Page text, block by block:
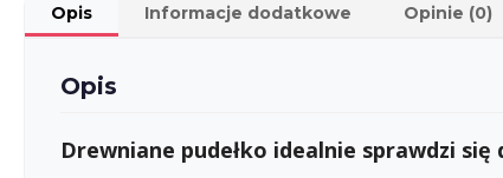
Opis Informacje dodatkowe Opinie (0)
Opis
Drewniane pudełko idealnie sprawdzi